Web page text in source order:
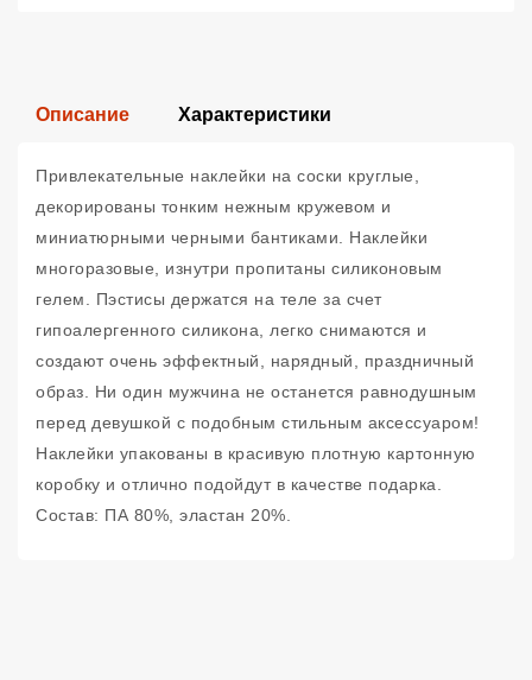
Описание Характеристики
Привлекательные наклейки на соски круглые,
декорированы тонким нежным кружевом и
миниатюрными черными бантиками. Наклейки
многоразовые, изнутри пропитаны силиконовым
гелем. Пэстисы держатся на теле за счет
гипоалергенного силикона, легко снимаются и
создают очень эффектный, нарядный, праздничный
образ. Ни один мужчина не останется равнодушным
перед девушкой с подобным стильным аксессуаром!
Наклейки упакованы в красивую плотную картонную
коробку и отлично подойдут в качестве подарка.
Состав: ПА 80%, эластан 20%.